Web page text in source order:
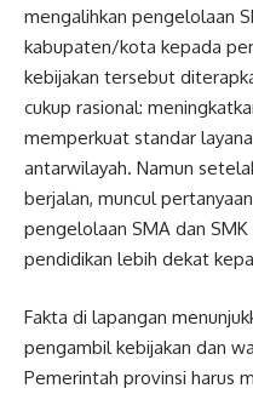
mengalihkan pengelolaan
kabupaten/kota kepada
kebijakan tersebut
cukup rasional:
memperkuat standar
antarwilayah. Namun
berjalan, muncul
pengelolaan SMA dan
pendidikan lebih dekat
Fakta di lapangan
pengambil kebijakan dan
Pemerintah provinsi harus